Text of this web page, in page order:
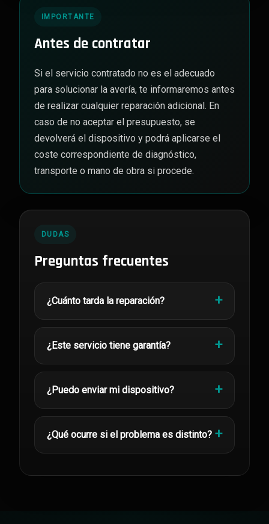
IMPORTANTE
Antes de contratar
Si el servicio contratado no es el adecuado
para solucionar la avería, te informaremos antes
de realizar cualquier reparación adicional. En
caso de no aceptar el presupuesto, se
devolverá el dispositivo y podrá aplicarse el
coste correspondiente de diagnóstico,
transporte o mano de obra si procede.
DUDAS
Preguntas frecuentes
¿Cuánto tarda la reparación?
¿Este servicio tiene garantía?
¿Puedo enviar mi dispositivo?
¿Qué ocurre si el problema es distinto?